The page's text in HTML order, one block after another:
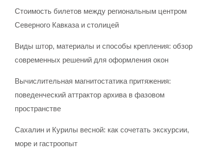
Стоимость билетов между региональным центром
Северного Кавказа и столицей
Виды штор, материалы и способы крепления: обзор
современных решений для оформления окон
Вычислительная магнитостатика притяжения:
поведенческий аттрактор архива в фазовом
пространстве
Сахалин и Курилы весной: как сочетать экскурсии,
море и гастроопыт